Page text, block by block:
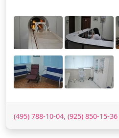
(495) 788-10-04, (925) 850-15-36